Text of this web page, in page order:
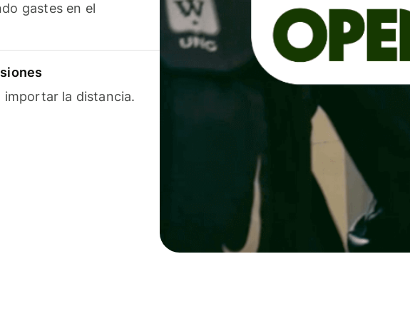
gastes en el
importar la distancia.